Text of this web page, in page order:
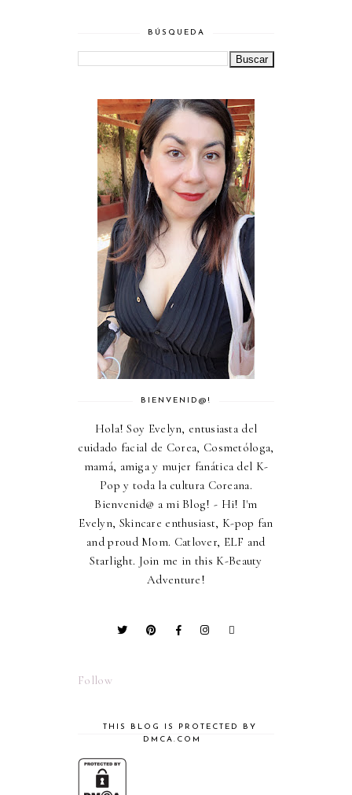
BÚSQUEDA
BIENVENID@!
Hola! Soy Evelyn, entusiasta del
cuidado facial de Corea, Cosmetóloga,
mamá, amiga y mujer fanática del K-
Pop y toda la cultura Coreana.
Bienvenid@ a mi Blog! - Hi! I'm
Evelyn, Skincare enthusiast, K-pop fan
and proud Mom. Catlover, ELF and
Starlight. Join me in this K-Beauty
Adventure!
Follow
THIS BLOG IS PROTECTED BY
DMCA.COM